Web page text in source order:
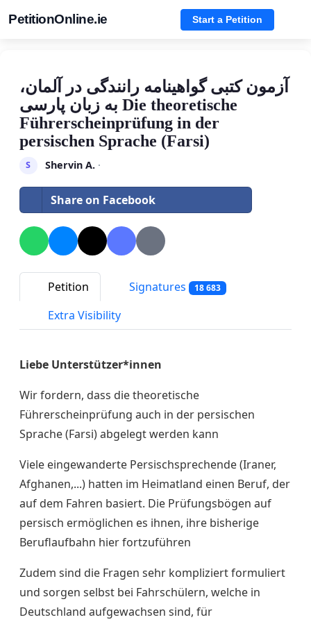
PetitionOnline.ie Start a Petition
آزمون کتبی گواهینامه رانندگی در آلمان،
به زبان پارسی Die theoretische
Führerscheinprüfung in der
persischen Sprache (Farsi)
S Shervin A.·
Share on Facebook
Petition Signatures 18 683
Extra Visibility
Liebe Unterstützer*innen
Wir fordern, dass die theoretische
Führerscheinprüfung auch in der persischen
Sprache (Farsi) abgelegt werden kann
Viele eingewanderte Persischsprechende (Iraner,
Afghanen,...) hatten im Heimatland einen Beruf, der
auf dem Fahren basiert. Die Prüfungsbögen auf
persisch ermöglichen es ihnen, ihre bisherige
Beruflaufbahn hier fortzuführen
Zudem sind die Fragen sehr kompliziert formuliert
und sorgen selbst bei Fahrschülern, welche in
Deutschland aufgewachsen sind, für